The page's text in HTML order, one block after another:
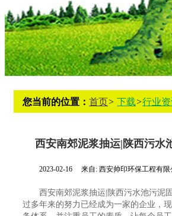
您当前的位置： 首页> 下载>行业
西安南郊泥浆抽运|陕西污水
2023-02-16 来自: 西安帅印环保工程有限
西安南郊泥浆抽运|陕西污水池污泥
过多年来的努力已经成为一家的企业，